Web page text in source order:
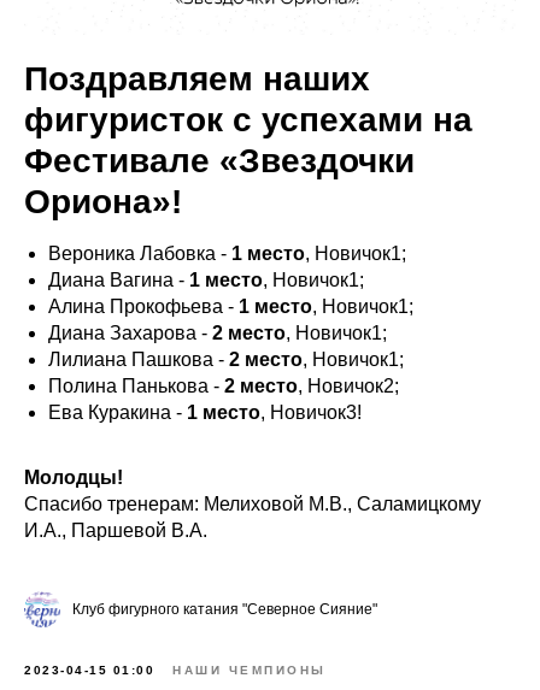
Поздравляем наших
фигуристок с успехами на
Фестивале «Звездочки
Ориона»!
Вероника Лабовка - 1 место, Новичок1;
Диана Вагина - 1 место, Новичок1;
Алина Прокофьева - 1 место, Новичок1;
Диана Захарова - 2 место, Новичок1;
Лилиана Пашкова - 2 место, Новичок1;
Полина Панькова - 2 место, Новичок2;
Ева Куракина - 1 место, Новичок3!
Молодцы!
Спасибо тренерам: Мелиховой М.В., Саламицкому
И.А., Паршевой В.А.
Клуб фигурного катания "Северное Сияние"
2023-04-15 01:00 НАШИ ЧЕМПИОНЫ